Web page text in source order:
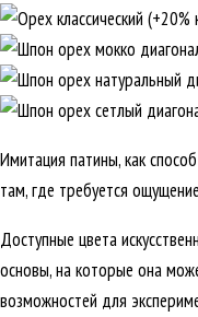
Имитация патины, как
там, где требуется
Доступные цвета
основы, на которые она
возможностей для